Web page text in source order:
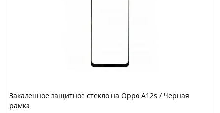
Закаленное защитное стекло на Oppo A12s / Черная
рамка